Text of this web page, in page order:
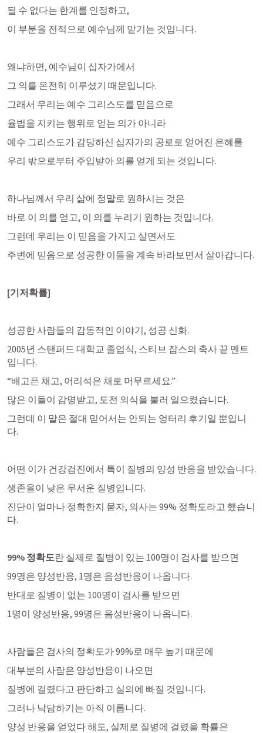
될 수 없다는 한계를 인정하고,
이 부분을 전적으로 예수님께 맡기는 것입니다.
왜냐하면, 예수님이 십자가에서
그 의를 온전히 이루셨기 때문입니다.
그래서 우리는 예수 그리스도를 믿음으로
율법을 지키는 행위로 얻는 의가 아니라
예수 그리스도가 감당하신 십자가의 공로로 얻어진 은혜를
우리 밖으로부터 주입받아 의를 얻게 되는 것입니다.
하나님께서 우리 삶에 정말로 원하시는 것은
바로 이 의를 얻고, 이 의를 누리기 원하는 것입니다.
그런데 우리는 이 믿음을 가지고 살면서도
주변에 믿음으로 성공한 이들을 계속 바라보면서 살아갑니다.
[기저확률]
성공한 사람들의 감동적인 이야기, 성공 신화.
2005년 스탠퍼드 대학교 졸업식, 스티브 잡스의 축사 끝 멘트
입니다.
“배고픈 채고, 어리석은 채로 머무르세요.”
많은 이들이 감명받고, 도전 의식을 불러 일으켰습니다.
그런데 이 말은 절대 믿어서는 안되는 엉터리 후기일 뿐입니
다.
어떤 이가 건강검진에서 특이 질병의 양성 반응을 받았습니다.
생존율이 낮은 무서운 질병입니다.
진단이 얼마나 정확한지 묻자, 의사는 99% 정확도라고 했습니
다.
99% 정확도란 실제로 질병이 있는 100명이 검사를 받으면
99명은 양성반응, 1명은 음성반응이 나옵니다.
반대로 질병이 없는 100명이 검사를 받으면
1명이 양성반응, 99명은 음성반응이 나옵니다.
사람들은 검사의 정확도가 99%로 매우 높기 때문에
대부분의 사람은 양성반응이 나오면
질병에 걸렸다고 판단하고 실의에 빠질 것입니다.
그러나 낙담하기는 아직 이릅니다.
양성 반응을 얻었다 해도, 실제로 질병에 걸렸을 확률은